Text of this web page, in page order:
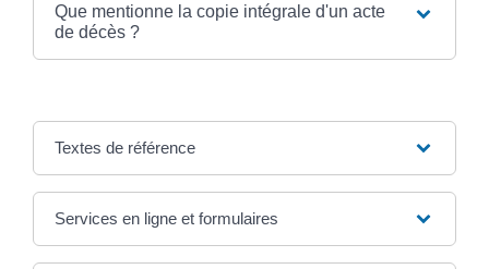
Que mentionne la copie intégrale d'un acte
de décès ?
Textes de référence
Services en ligne et formulaires